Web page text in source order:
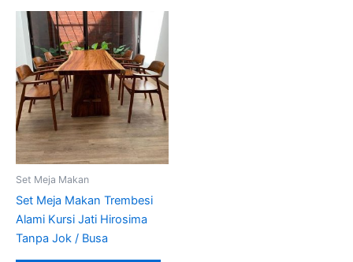
Set Meja Makan
Set Meja Makan Trembesi
Alami Kursi Jati Hirosima
Tanpa Jok / Busa